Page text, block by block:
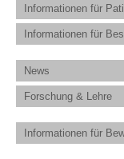
Informationen für
Informationen für
News
Forschung & Lehre
Informationen für